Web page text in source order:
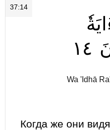
37:14
١٤
Wa 'Idhā
Когда же они